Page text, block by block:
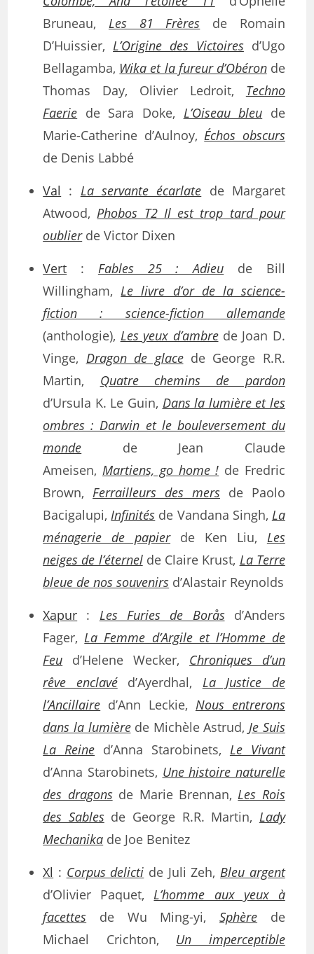
Bruneau, Les 81 Frères de Romain
D’Huissier,L’Origine des Victoiresd’Ugo
Bellagamba, Wika et la fureur d’Obéronde
Thomas Day, Olivier Ledroit, Techno
Faerie de Sara Doke, L’Oiseau bleu de
Marie-Catherine d’Aulnoy,Échos obscurs
de Denis Labbé
Val : La servante écarlate de Margaret
Atwood,Phobos T2 Il est trop tard pour
oublierde Victor Dixen
Vert : Fables 25 : Adieu de Bill
Willingham,Le livre d’or de la science-
fiction : science-fiction allemande
(anthologie), Les yeux d’ambrede Joan D.
Vinge, Dragon de glacede George R.R.
Martin, Quatre chemins de pardon
d’Ursula K. Le Guin, Dans la lumière et les
ombres : Darwin et le bouleversement du
monde de Jean Claude
Ameisen, Martiens, go home ! de Fredric
Brown,Ferrailleurs des mersde Paolo
Bacigalupi,Infinités de Vandana Singh, La
ménagerie de papierde Ken Liu, Les
neiges de l’éternelde Claire Krust, La Terre
bleue de nos souvenirs d’Alastair Reynolds
Xapur : Les Furies de Boråsd’Anders
Fager,La Femme d’Argile et l’Homme de
Feu d’Helene Wecker, Chroniques d’un
rêve enclavéd’Ayerdhal, La Justice de
l’Ancillaire d’Ann Leckie, Nous entrerons
dans la lumièrede Michèle Astrud,Je Suis
La Reine d’Anna Starobinets, Le Vivant
d’Anna Starobinets, Une histoire naturelle
des dragonsde Marie Brennan,Les Rois
des Sablesde George R.R. Martin, Lady
Mechanika de Joe Benitez
Xl : Corpus delicti de Juli Zeh,Bleu argent
d’Olivier Paquet,L’homme aux yeux à
facettes de Wu Ming-yi,Sphère de
Michael Crichton, Un imperceptible